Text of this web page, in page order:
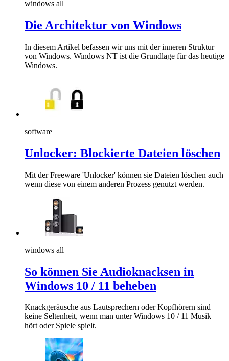
windows all
Die Architektur von Windows
In diesem Artikel befassen wir uns mit der inneren Struktur
von Windows. Windows NT ist die Grundlage für das heutige
Windows.
software
Unlocker: Blockierte Dateien löschen
Mit der Freeware 'Unlocker' können sie Dateien löschen auch
wenn diese von einem anderen Prozess genutzt werden.
windows all
So können Sie Audioknacksen in
Windows 10 / 11 beheben
Knackgeräusche aus Lautsprechern oder Kopfhörern sind
keine Seltenheit, wenn man unter Windows 10 / 11 Musik
hört oder Spiele spielt.